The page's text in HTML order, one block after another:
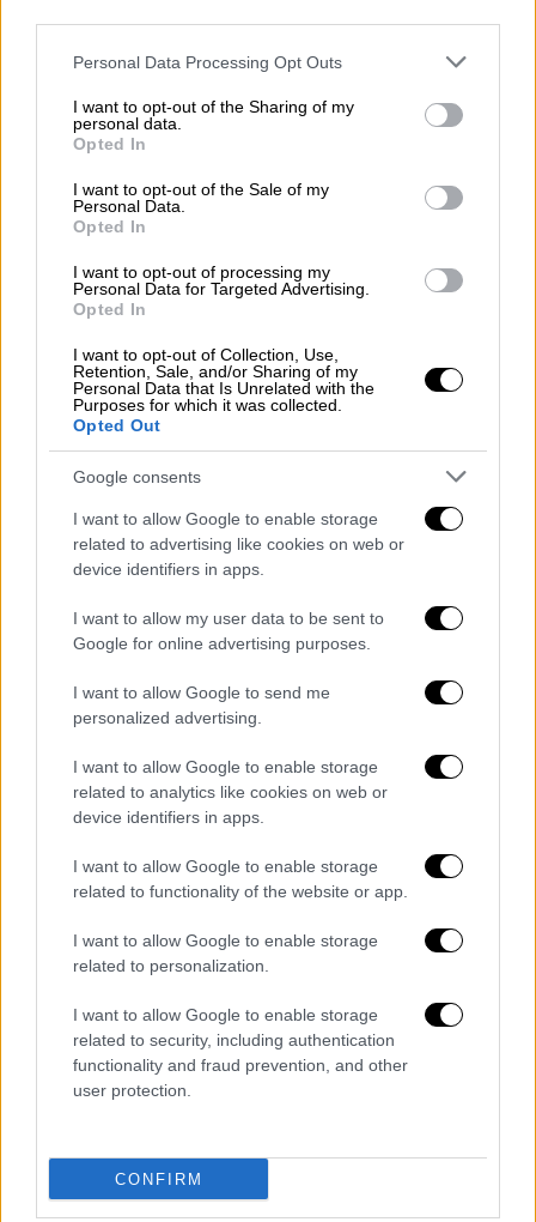
Please note that this website/app uses one or more Google
not limited to your visit or usage behaviour. You may click to
grant or deny consent to Google and its third-party tags to
use your data for below specified purposes in below Google
consent section.
Personal Data Processing Opt Outs
I want to opt-out of the Sharing of my
personal data.
Opted In
I want to opt-out of the Sale of my
Personal Data.
Opted In
I want to opt-out of processing my
Personal Data for Targeted Advertising.
Opted In
I want to opt-out of Collection, Use,
Retention, Sale, and/or Sharing of my
Personal Data that Is Unrelated with the
Purposes for which it was collected.
Opted Out
Google consents
I want to allow Google to enable storage
related to advertising like cookies on web or
device identifiers in apps.
I want to allow my user data to be sent to
Google for online advertising purposes.
I want to allow Google to send me
personalized advertising.
I want to allow Google to enable storage
related to analytics like cookies on web or
device identifiers in apps.
I want to allow Google to enable storage
related to functionality of the website or app.
I want to allow Google to enable storage
related to personalization.
I want to allow Google to enable storage
related to security, including authentication
functionality and fraud prevention, and other
user protection.
CONFIRM
της μητέρας ταιριάζει σε όλες τις γυναίκες,
ούτε πως είμαστε όλες προορισμένες για
αυτό. Δεν πιστεύω σε «καμπανάκια» που
πως πρέπει να είναι απολύτως συνειδητή η
απόφαση του να φέρεις ένα παιδί στον
κόσμο. Λίγη σημασία έχει αν γίνεσαι ή
γεννιέσαι. Σημασία έχει αν θες ή δεν θες.
Σημασία έχει να είσαι εκεί για το παιδί σου ή
για όποιο παιδί αποφασίσεις να μεγαλώσεις.
Να το στηρίξεις και να το σεβαστείς. Να
είσαι καλά με τον εαυτό σου και τις
επιλογές σου και να μη σε ορίζει το αν
έγινες ή όχι μητέρα.
Είστε από τους ανθρώπους που ονειρεύεστε
να δημιουργήσετε τη δική σας οικογένεια;
Θα μου άρεσε σαν ιδέα ναι, αλλά δεν μπορώ
να πω ό,τι το ονειρεύομαι κιόλας. Θεωρώ
πως είναι θέμα τύχης να βρεις ένα σύντροφο
με τον οποίο να έχετε κοινά θέλω και αξίες
δυο για δημιουργία οικογένειας. Δεν αρκεί
να το θέλει μόνο ο ένας.
Ποια είναι τα συναισθήματά σας πριν απ’ την
πρεμιέρα της σειράς;
Ανυπομονησία! Ετοιμάζουμε κάτι πολύ
όμορφο και θα ήθελα να δω αν θα το
δουλειά που τη χαίρομαι πραγματικά και που
πιστεύω θα δώσει χαρά και στους
τηλεθεατές. Νομίζω πως έχουμε ανάγκη από
ιστορίες μέσα σε μια μάλλον μελαγχολική
καθημερινότητα.